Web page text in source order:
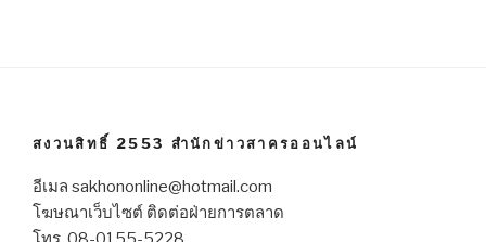
สงวนสิทธิ์ 2553 สำนักข่าวสาครออนไลน์
อีเมล sakhononline@hotmail.com
โฆษณาเว็บไซต์ ติดต่อฝ่ายการตลาด